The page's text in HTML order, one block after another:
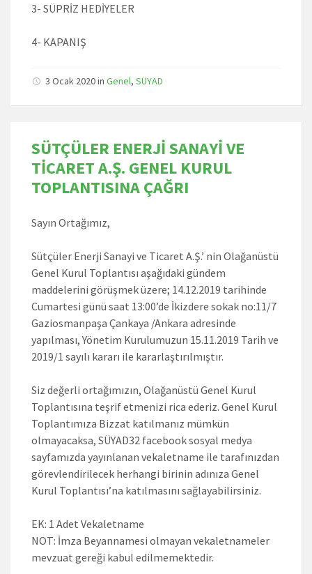
3- SÜPRİZ HEDİYELER
4- KAPANIŞ
3 Ocak 2020in Genel, SÜYAD
SÜTÇÜLER ENERJİ SANAYİ VE
TİCARET A.Ş. GENEL KURUL
TOPLANTISINA ÇAĞRI
Sayın Ortağımız,
Sütçüler Enerji Sanayi ve Ticaret A.Ş.’ nin Olağanüstü
Genel Kurul Toplantısı aşağıdaki gündem
maddelerini görüşmek üzere; 14.12.2019 tarihinde
Cumartesi günü saat 13:00’de İkizdere sokak no:11/7
Gaziosmanpaşa Çankaya /Ankara adresinde
yapılması, Yönetim Kurulumuzun 15.11.2019 Tarih ve
2019/1 sayılı kararı ile kararlaştırılmıştır.
Siz değerli ortağımızın, Olağanüstü Genel Kurul
Toplantısına teşrif etmenizi rica ederiz. Genel Kurul
Toplantımıza Bizzat katılmanız mümkün
olmayacaksa, SÜYAD32 facebook sosyal medya
sayfamızda yayınlanan vekaletname ile tarafınızdan
görevlendirilecek herhangi birinin adınıza Genel
Kurul Toplantısı’na katılmasını sağlayabilirsiniz.
EK: 1 Adet Vekaletname
NOT: İmza Beyannamesi olmayan vekaletnameler
mevzuat gereği kabul edilmemektedir.